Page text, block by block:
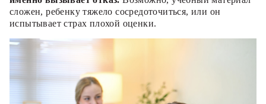
сложен, ребенку тяжело сосредоточиться, или он
испытывает страх плохой оценки.